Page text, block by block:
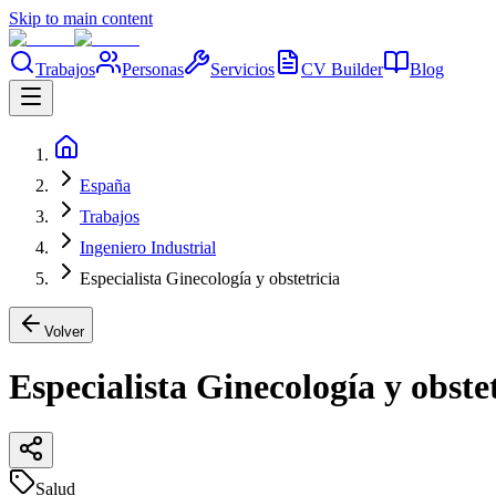
Skip to main content
Trabajos Personas Servicios CV Builder Blog
España
Trabajos
Ingeniero Industrial
Especialista Ginecología y obstetricia
Volver
Especialista Ginecología y
Salud